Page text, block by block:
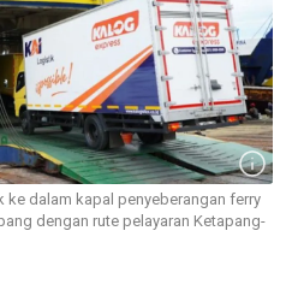
dalam kapal penyeberangan ferry
dengan rute pelayaran Ketapang-